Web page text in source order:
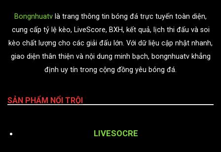
Bongnhuatv là trang thông tin bóng đá trực tuyến toàn diện,
cung cấp tỷ lệ kèo, LiveScore, BXH, kết quả, lịch thi đấu và soi
kèo chất lượng cho các giải đấu lớn. Với dữ liệu cập nhật nhanh,
giao diện thân thiện và nội dung minh bạch, bongnhuatv khẳng
định uy tín trong cộng đồng yêu bóng đá.
SẢN PHẨM NỔI TRỘI
LIVESOCRE